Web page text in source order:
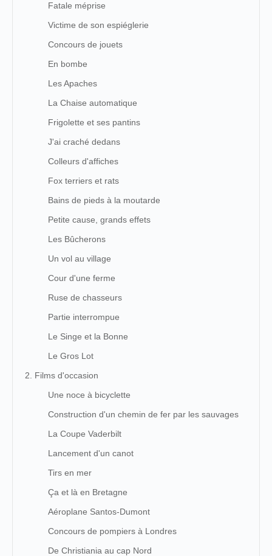
Fatale méprise
Victime de son espiéglerie
Concours de jouets
En bombe
Les Apaches
La Chaise automatique
Frigolette et ses pantins
J'ai craché dedans
Colleurs d'affiches
Fox terriers et rats
Bains de pieds à la moutarde
Petite cause, grands effets
Les Bûcherons
Un vol au village
Cour d'une ferme
Ruse de chasseurs
Partie interrompue
Le Singe et la Bonne
Le Gros Lot
2. Films d'occasion
Une noce à bicyclette
Construction d'un chemin de fer par les sauvages
La Coupe Vaderbilt
Lancement d'un canot
Tirs en mer
Ça et là en Bretagne
Aéroplane Santos-Dumont
Concours de pompiers à Londres
De Christiania au cap Nord